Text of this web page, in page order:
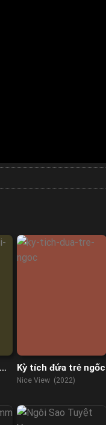
Kỳ tích đứa trẻ ngốc
Nice View (2022)